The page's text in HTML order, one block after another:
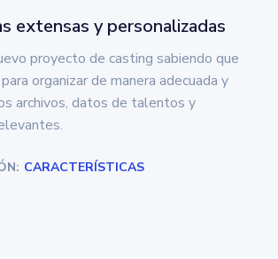
extensas y personalizadas
proyecto de casting sabiendo que
organizar de manera adecuada y
archivos, datos de talentos y
CARACTERÍSTICAS